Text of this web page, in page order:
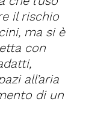
il rischio
ma si è
con
all’aria
di un